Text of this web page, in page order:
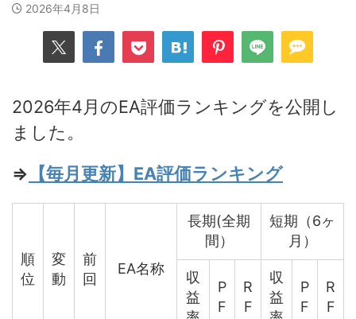
2026年4月8日
2026年4月のEA評価ランキングを公開し
ました。
⇒ 【毎月更新】EA評価ランキング
順
位
変
動
前
回
EA名称
長期(全期
間）
短期（6ヶ
月）
収
益
P
F
R
F
収
益
P
F
R
F